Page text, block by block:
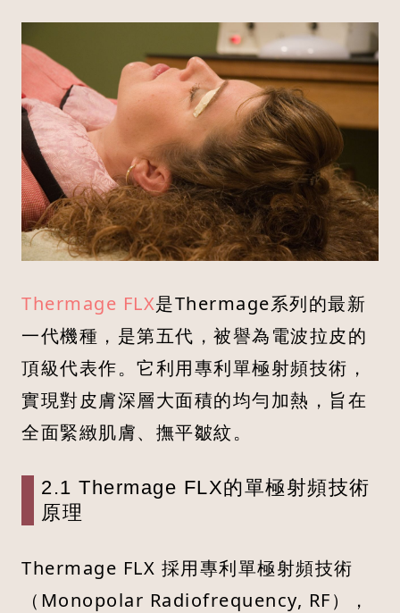
Thermage FLX是Thermage系列的最新
一代機種，是第五代，被譽為電波拉皮的
頂級代表作。它利用專利單極射頻技術，
實現對皮膚深層大面積的均勻加熱，旨在
全面緊緻肌膚、撫平皺紋。
2.1 Thermage FLX的單極射頻技術
原理
Thermage FLX 採用專利單極射頻技術
（Monopolar Radiofrequency, RF），